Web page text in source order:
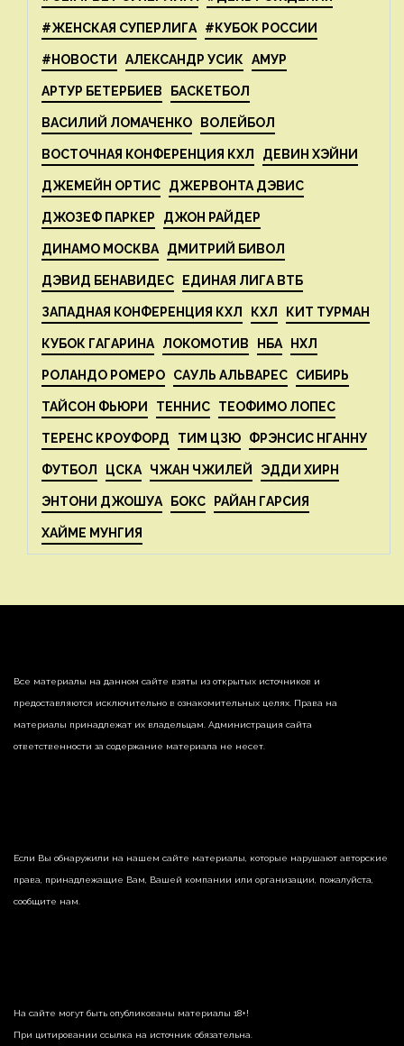
#ЖЕНСКАЯ СУПЕРЛИГА #КУБОК РОССИИ
#НОВОСТИ АЛЕКСАНДР УСИК АМУР
АРТУР БЕТЕРБИЕВ БАСКЕТБОЛ
ВАСИЛИЙ ЛОМАЧЕНКО ВОЛЕЙБОЛ
ВОСТОЧНАЯ КОНФЕРЕНЦИЯ КХЛ ДЕВИН ХЭЙНИ
ДЖЕМЕЙН ОРТИС ДЖЕРВОНТА ДЭВИС
ДЖОЗЕФ ПАРКЕР ДЖОН РАЙДЕР
ДИНАМО МОСКВА ДМИТРИЙ БИВОЛ
ДЭВИД БЕНАВИДЕС ЕДИНАЯ ЛИГА ВТБ
ЗАПАДНАЯ КОНФЕРЕНЦИЯ КХЛ КХЛ КИТ ТУРМАН
КУБОК ГАГАРИНА ЛОКОМОТИВ НБА НХЛ
РОЛАНДО РОМЕРО САУЛЬ АЛЬВАРЕС СИБИРЬ
ТАЙСОН ФЬЮРИ ТЕННИС ТЕОФИМО ЛОПЕС
ТЕРЕНС КРОУФОРД ТИМ ЦЗЮ ФРЭНСИС НГАННУ
ФУТБОЛ ЦСКА ЧЖАН ЧЖИЛЕЙ ЭДДИ ХИРН
ЭНТОНИ ДЖОШУА БОКС РАЙАН ГАРСИЯ
ХАЙМЕ МУНГИЯ
Все материалы на данном сайте взяты из открытых источников и
предоставляются исключительно в ознакомительных целях. Права на
материалы принадлежат их владельцам. Администрация сайта
ответственности за содержание материала не несет.
Если Вы обнаружили на нашем сайте материалы, которые нарушают авторские
права, принадлежащие Вам, Вашей компании или организации, пожалуйста,
сообщите нам.
На сайте могут быть опубликованы материалы 18+!
При цитировании ссылка на источник обязательна.